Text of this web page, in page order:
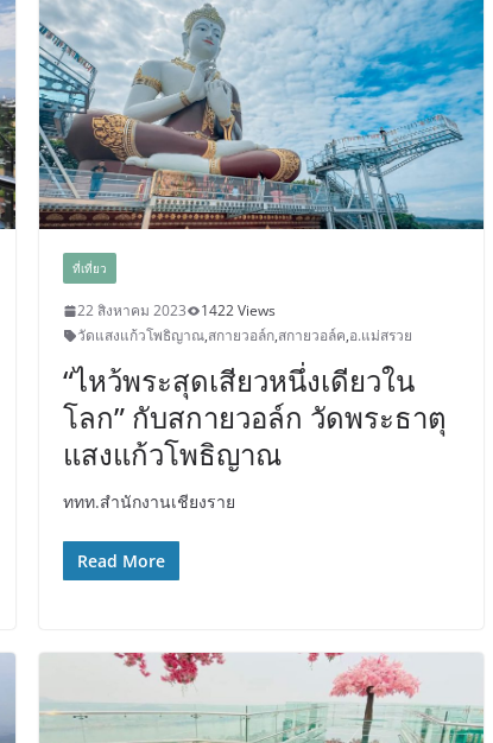
ที่เที่ยว
22 สิงหาคม 2023
1422 Views
วัดแสงแก้วโพธิญาณ,สกายวอล์ก,สกายวอล์ค,อ.แม่สรวย
“ไหว้พระสุดเสียวหนึ่งเดียวใน
โลก” กับสกายวอล์ก วัดพระธาตุ
แสงแก้วโพธิญาณ
ททท.สำนักงานเชียงราย
Read More